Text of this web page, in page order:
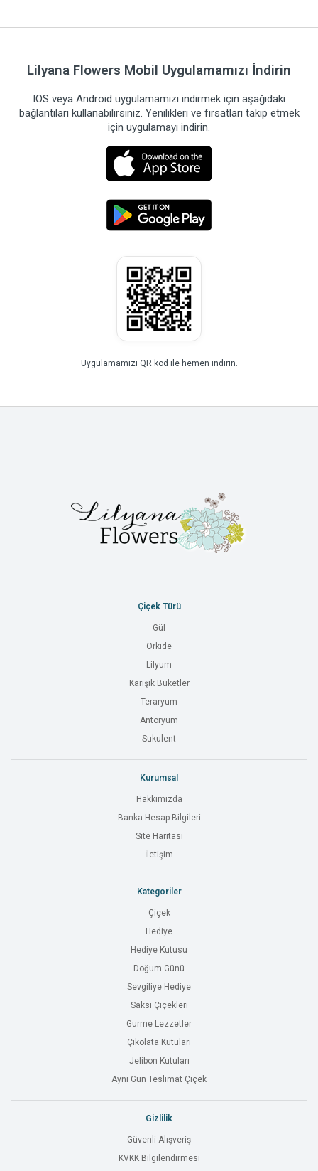
Lilyana Flowers Mobil Uygulamamızı İndirin
IOS veya Android uygulamamızı indirmek için aşağıdaki
bağlantıları kullanabilirsiniz. Yenilikleri ve fırsatları takip etmek
için uygulamayı indirin.
Uygulamamızı QR kod ile hemen indirin.
Çiçek Türü
Gül
Orkide
Lilyum
Karışık Buketler
Teraryum
Antoryum
Sukulent
Kurumsal
Hakkımızda
Banka Hesap Bilgileri
Site Haritası
İletişim
Kategoriler
Çiçek
Hediye
Hediye Kutusu
Doğum Günü
Sevgiliye Hediye
Saksı Çiçekleri
Gurme Lezzetler
Çikolata Kutuları
Jelibon Kutuları
Aynı Gün Teslimat Çiçek
Gizlilik
Güvenli Alışveriş
KVKK Bilgilendirmesi